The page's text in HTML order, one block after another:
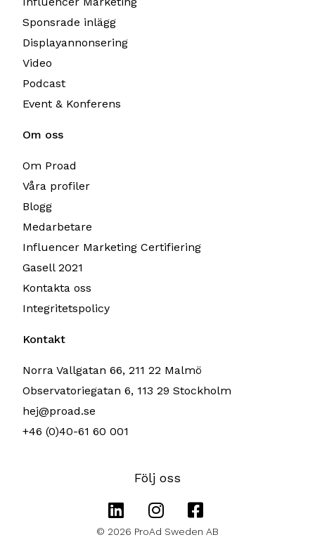
Sponsrade inlägg
Displayannonsering
Video
Podcast
Event & Konferens
Om oss
Om Proad
Våra profiler
Blogg
Medarbetare
Influencer Marketing Certifiering
Gasell 2021
Kontakta oss
Integritetspolicy
Kontakt
Norra Vallgatan 66, 211 22 Malmö
Observatoriegatan 6, 113 29 Stockholm
hej@proad.se
+46 (0)40-61 60 001
Följ oss
© 2026 ProAd Sweden AB